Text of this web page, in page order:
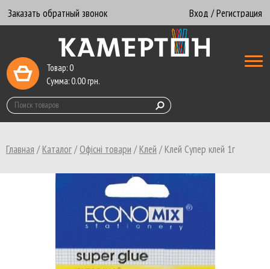
Заказать обратный звонок Вход / Регистрация
Товар:0
Сумма:0.00грн.
Главная /Каталог/Офісні товари /Клей /Клей Супер клей 1г